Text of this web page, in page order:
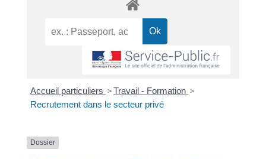
Accueil particuliers >Travail - Formation >
Recrutement dans le secteur privé
Dossier